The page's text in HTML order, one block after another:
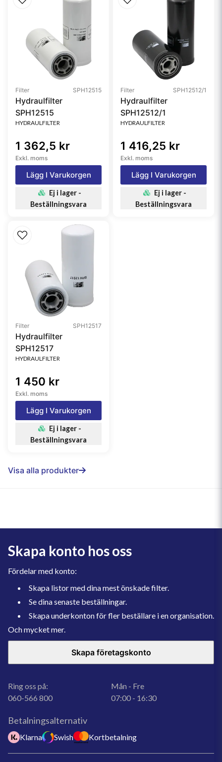
Filter SPH12515
Hydraulfilter
SPH12515
HYDRAULFILTER
1 362,5 kr
Exkl. moms
Lägg I Varukorgen
Ej i lager -
Beställningsvara
Filter SPH12512/1
Hydraulfilter
SPH12512/1
HYDRAULFILTER
1 416,25 kr
Exkl. moms
Lägg I Varukorgen
Ej i lager -
Beställningsvara
Filter SPH12517
Hydraulfilter
SPH12517
HYDRAULFILTER
1 450 kr
Exkl. moms
Lägg I Varukorgen
Ej i lager -
Beställningsvara
Visa alla produkter
Skapa konto hos oss
Fördelar med konto:
Skapa listor med dina mest önskade filter.
Se dina senaste beställningar.
Skapa underkonton för fler beställare i en organisation.
Och mycket mer.
Skapa företagskonto
Ring oss på:
060-566 800
Mån - Fre
07:00 - 16:30
Betalningsalternativ
Klarna Swish Kortbetalning